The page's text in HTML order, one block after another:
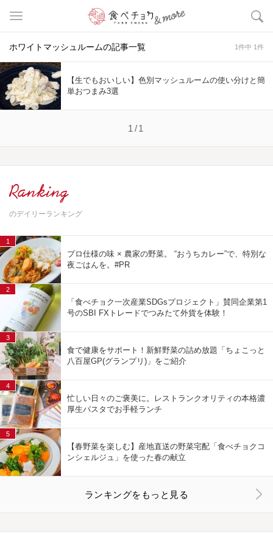
ホワイトマッシュルームの記事一覧 1件中 1件
【生でもおいしい】色別マッシュルームの使い分けと簡
単おつまみ3選
1/1
Ranking
のデイリーランキング
プロ仕様の味 × 農家の野菜。 “おうちカレー”で、特別な
夜ごはんを。#PR
1
「食べチョク一次産業SDGsプロジェクト」賛同企業第1
号のSBI FXトレードでつみたて外貨を体験！
2
食で健康をサポート！新鮮野菜の詰め放題「ちょこっと
八百屋GP(グランプリ)」をご紹介
3
忙しい日々のご褒美に。レストランクオリティの本格濃
厚生パスタでお手軽ランチ
4
【春野菜を楽しむ】産地直送の野菜宅配「食べチョクコ
ンシェルジュ」を使った春の献立
5
ランキングをもっと見る